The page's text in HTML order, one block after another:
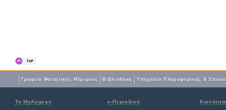
Γραφείο Φοιτητικής Μέριμνας Βιβλιοθήκη Yπηρεσία Πληροφορικής &
Το MyAegean e-Περιοδικό